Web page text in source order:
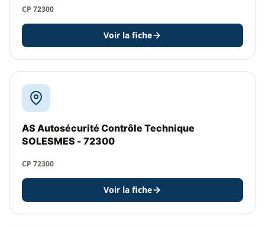
CP 72300
Voir la fiche
AS Autosécurité Contrôle Technique
SOLESMES - 72300
CP 72300
Voir la fiche